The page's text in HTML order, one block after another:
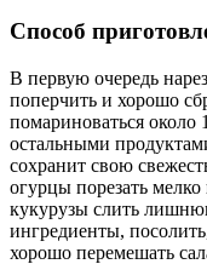
Способ
В первую очередь
поперчить и хорошо
помариноваться
остальными
сохранит свою
огурцы порезать
кукурузы слить
ингредиенты,
хорошо перемешать